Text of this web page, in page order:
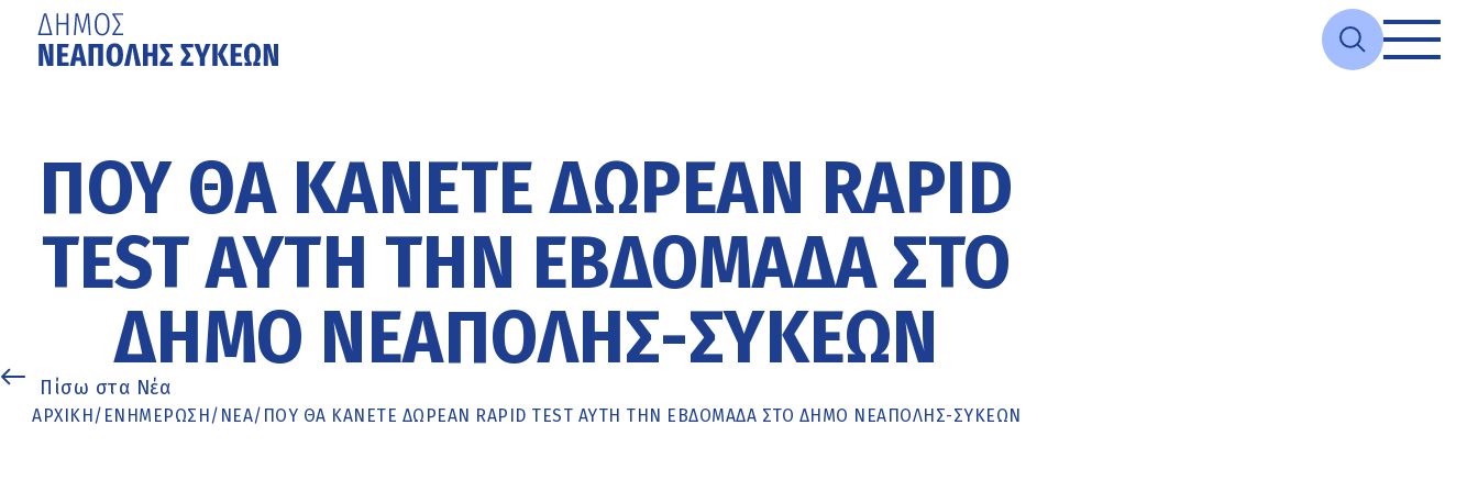
περιεχόμενο
ΠΟΎ ΘΑ ΚΆΝΕΤΕ ΔΩΡΕΆΝ RAPID
TEST ΑΥΤΉ ΤΗΝ ΕΒΔΟΜΆΔΑ ΣΤΟ
ΔΉΜΟ ΝΕΆΠΟΛΗΣ-ΣΥΚΕΏΝ
Πίσω στα Νέα
ΑΡΧΙΚΉ/ ΕΝΗΜΈΡΩΣΗ/ ΝΕΑ/ ΠΟΎ ΘΑ ΚΆΝΕΤΕ ΔΩΡΕΆΝ RAPID TEST ΑΥΤΉ ΤΗΝ ΕΒΔΟΜΆΔΑ ΣΤΟ ΔΉΜΟ ΝΕΆΠΟΛΗΣ-ΣΥΚΕΏΝ